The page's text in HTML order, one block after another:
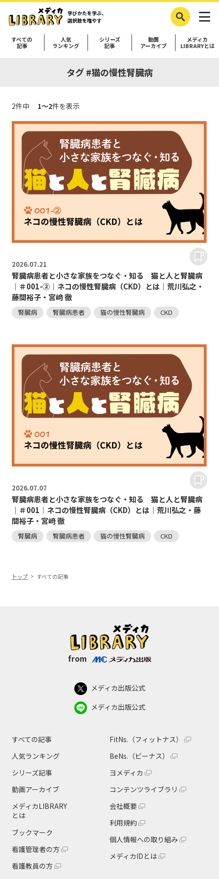
学びかたを学ぶ、
選択肢を増やす
すべての
記事
人気
ランキング
シリーズ
記事
動画
アーカイブ
メディカ
LIBRARYとは
タグ #猫の慢性腎臓病
2件中 1～2件を表示
2026.07.21
腎臓病患者と小さな家族をつなぐ・知る 猫と人と腎臓病
｜＃001-②｜ネコの慢性腎臓病（CKD）とは｜荒川弘之・
藤間裕子・宮﨑 徹
腎臓病 腎臓病患者 猫の慢性腎臓病 CKD
2026.07.07
腎臓病患者と小さな家族をつなぐ・知る 猫と人と腎臓病
｜＃001｜ネコの慢性腎臓病（CKD）とは｜荒川弘之・藤
間裕子・宮﨑 徹
腎臓病 腎臓病患者 猫の慢性腎臓病 CKD
トップ すべての記事
from
メディカ出版公式
メディカ出版公式
すべての記事
人気ランキング
シリーズ記事
動画アーカイブ
メディカLIBRARY
とは
ブックマーク
看護管理者の方
看護教員の方
FitNs.（フィットナス）
BeNs.（ビーナス）
ヨメディカ
コンテンツライブラリ
会社概要
利用規約
個人情報への取り組み
メディカIDとは